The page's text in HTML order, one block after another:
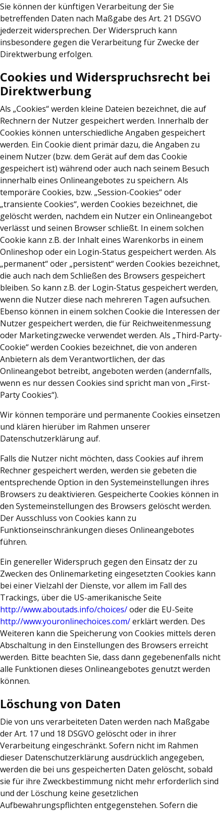
Sie können der künftigen Verarbeitung der Sie
betreffenden Daten nach Maßgabe des Art. 21 DSGVO
jederzeit widersprechen. Der Widerspruch kann
insbesondere gegen die Verarbeitung für Zwecke der
Direktwerbung erfolgen.
Cookies und Widerspruchsrecht bei
Direktwerbung
Als „Cookies“ werden kleine Dateien bezeichnet, die auf
Rechnern der Nutzer gespeichert werden. Innerhalb der
Cookies können unterschiedliche Angaben gespeichert
werden. Ein Cookie dient primär dazu, die Angaben zu
einem Nutzer (bzw. dem Gerät auf dem das Cookie
gespeichert ist) während oder auch nach seinem Besuch
innerhalb eines Onlineangebotes zu speichern. Als
temporäre Cookies, bzw. „Session-Cookies“ oder
„transiente Cookies“, werden Cookies bezeichnet, die
gelöscht werden, nachdem ein Nutzer ein Onlineangebot
verlässt und seinen Browser schließt. In einem solchen
Cookie kann z.B. der Inhalt eines Warenkorbs in einem
Onlineshop oder ein Login-Status gespeichert werden. Als
„permanent“ oder „persistent“ werden Cookies bezeichnet,
die auch nach dem Schließen des Browsers gespeichert
bleiben. So kann z.B. der Login-Status gespeichert werden,
wenn die Nutzer diese nach mehreren Tagen aufsuchen.
Ebenso können in einem solchen Cookie die Interessen der
Nutzer gespeichert werden, die für Reichweitenmessung
oder Marketingzwecke verwendet werden. Als „Third-Party-
Cookie“ werden Cookies bezeichnet, die von anderen
Anbietern als dem Verantwortlichen, der das
Onlineangebot betreibt, angeboten werden (andernfalls,
wenn es nur dessen Cookies sind spricht man von „First-
Party Cookies“).
Wir können temporäre und permanente Cookies einsetzen
und klären hierüber im Rahmen unserer
Datenschutzerklärung auf.
Falls die Nutzer nicht möchten, dass Cookies auf ihrem
Rechner gespeichert werden, werden sie gebeten die
entsprechende Option in den Systemeinstellungen ihres
Browsers zu deaktivieren. Gespeicherte Cookies können in
den Systemeinstellungen des Browsers gelöscht werden.
Der Ausschluss von Cookies kann zu
Funktionseinschränkungen dieses Onlineangebotes
führen.
Ein genereller Widerspruch gegen den Einsatz der zu
Zwecken des Onlinemarketing eingesetzten Cookies kann
bei einer Vielzahl der Dienste, vor allem im Fall des
Trackings, über die US-amerikanische Seite
http://www.aboutads.info/choices/oder die EU-Seite
http://www.youronlinechoices.com/erklärt werden. Des
Weiteren kann die Speicherung von Cookies mittels deren
Abschaltung in den Einstellungen des Browsers erreicht
werden. Bitte beachten Sie, dass dann gegebenenfalls nicht
alle Funktionen dieses Onlineangebotes genutzt werden
können.
Löschung von Daten
Die von uns verarbeiteten Daten werden nach Maßgabe
der Art. 17 und 18 DSGVO gelöscht oder in ihrer
Verarbeitung eingeschränkt. Sofern nicht im Rahmen
dieser Datenschutzerklärung ausdrücklich angegeben,
werden die bei uns gespeicherten Daten gelöscht, sobald
sie für ihre Zweckbestimmung nicht mehr erforderlich sind
und der Löschung keine gesetzlichen
Aufbewahrungspflichten entgegenstehen. Sofern die